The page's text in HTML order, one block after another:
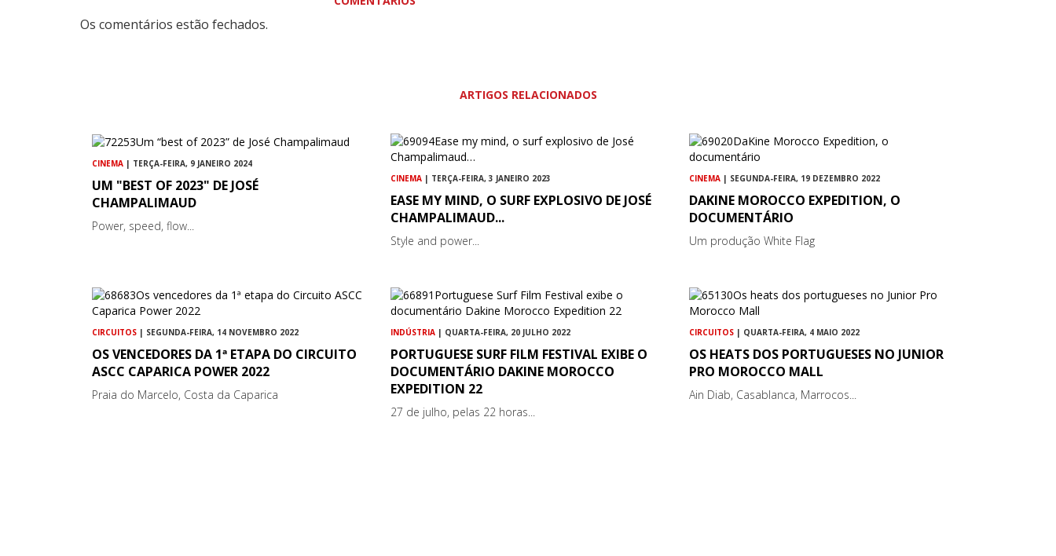
Os comentários estão fechados.
ARTIGOS RELACIONADOS
CINEMA | TERÇA-FEIRA, 9 JANEIRO 2024
UM "BEST OF 2023" DE JOSÉ
CHAMPALIMAUD
Power, speed, flow...
CINEMA | TERÇA-FEIRA, 3 JANEIRO 2023
EASE MY MIND, O SURF EXPLOSIVO DE JOSÉ
CHAMPALIMAUD...
Style and power...
CINEMA | SEGUNDA-FEIRA, 19 DEZEMBRO 2022
DAKINE MOROCCO EXPEDITION, O
DOCUMENTÁRIO
Um produção White Flag
CIRCUITOS | SEGUNDA-FEIRA, 14 NOVEMBRO 2022
OS VENCEDORES DA 1ª ETAPA DO CIRCUITO
ASCC CAPARICA POWER 2022
Praia do Marcelo, Costa da Caparica
INDÚSTRIA | QUARTA-FEIRA, 20 JULHO 2022
PORTUGUESE SURF FILM FESTIVAL EXIBE O
DOCUMENTÁRIO DAKINE MOROCCO
EXPEDITION 22
27 de julho, pelas 22 horas...
CIRCUITOS | QUARTA-FEIRA, 4 MAIO 2022
OS HEATS DOS PORTUGUESES NO JUNIOR
PRO MOROCCO MALL
Ain Diab, Casablanca, Marrocos...